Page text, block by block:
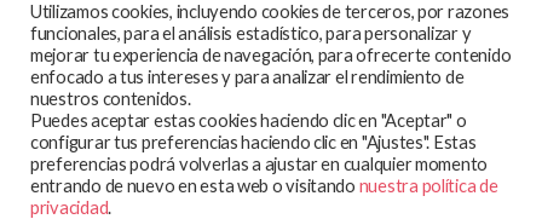
MAPA WEB
En qué trabajamos
Te atendemos
Utilizamos cookies, incluyendo cookies de terceros, por razones
funcionales, para el análisis estadístico, para personalizar y
mejorar tu experiencia de navegación, para ofrecerte contenido
enfocado a tus intereses y para analizar el rendimiento de
nuestros contenidos.
Puedes aceptar estas cookies haciendo clic en "Aceptar" o
configurar tus preferencias haciendo clic en "Ajustes". Estas
preferencias podrá volverlas a ajustar en cualquier momento
entrando de nuevo en esta web o visitando nuestra política de
privacidad.